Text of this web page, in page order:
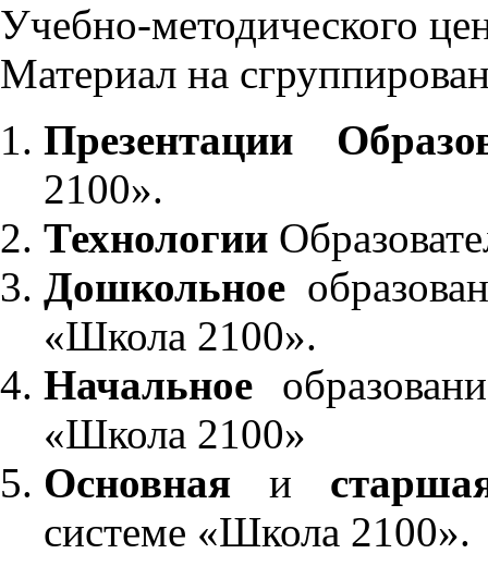
Учебно-методического
Материал на
Презентации
2100».
Технологии
Дошкольное
«Школа 2100».
Начальное
«Школа 2100»
Основнаяи
системе «Школа 2100».